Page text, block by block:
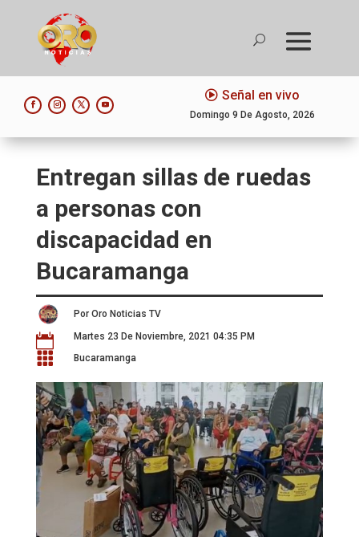
Señal en vivo
Domingo 9 De Agosto, 2026
Entregan sillas de ruedas
a personas con
discapacidad en
Bucaramanga
Por Oro Noticias TV
 Martes 23 De Noviembre, 2021 04:35 PM
 Bucaramanga